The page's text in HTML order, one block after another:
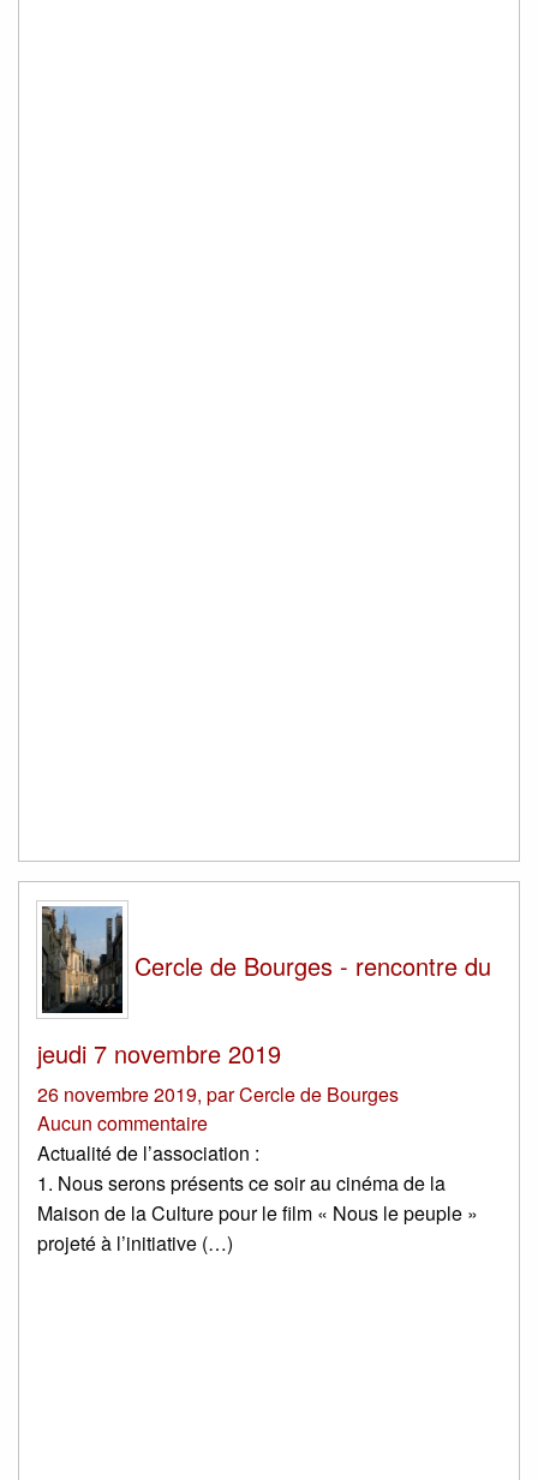
Cercle de Bourges - rencontre du
jeudi 7 novembre 2019
26 novembre 2019, parCercle de Bourges
Aucun commentaire
Actualité de l’association :
1. Nous serons présents ce soir au cinéma de la
Maison de la Culture pour le film « Nous le peuple »
projeté à l’initiative (…)